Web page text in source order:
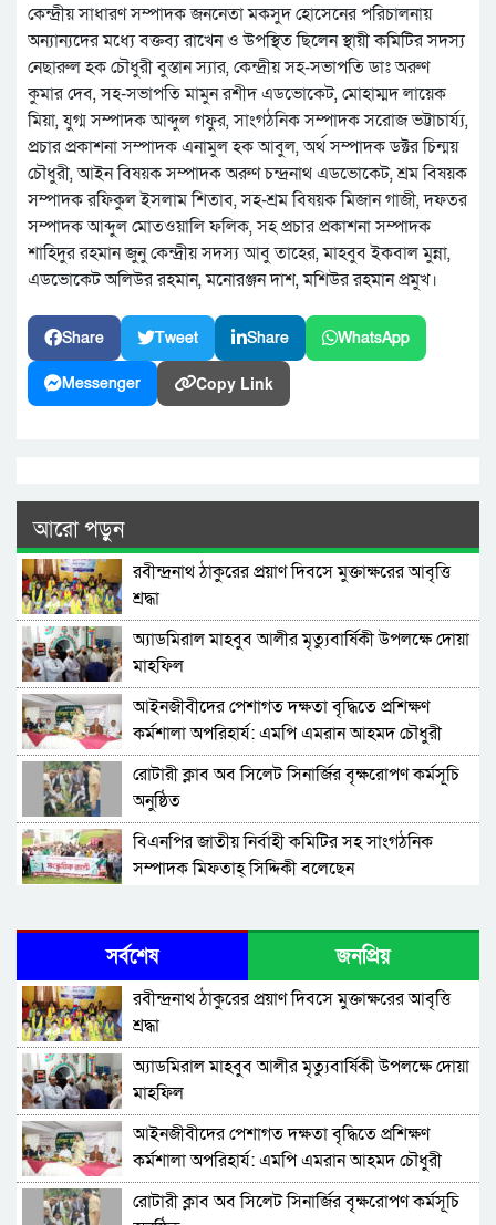
কেন্দ্রীয় সাধারণ সম্পাদক জননেতা মকসুদ হোসেনের পরিচালনায়
অন্যান্যদের মধ্যে বক্তব্য রাখেন ও উপস্থিত ছিলেন স্থায়ী কমিটির সদস্য
নেছারুল হক চৌধুরী বুস্তান স্যার, কেন্দ্রীয় সহ-সভাপতি ডাঃ অরুণ
কুমার দেব, সহ-সভাপতি মামুন রশীদ এডভোকেট, মোহাম্মদ লায়েক
মিয়া, যুগ্ম সম্পাদক আব্দুল গফুর, সাংগঠনিক সম্পাদক সরোজ ভট্টাচার্য্য,
প্রচার প্রকাশনা সম্পাদক এনামুল হক আবুল, অর্থ সম্পাদক ডক্টর চিন্ময়
চৌধুরী, আইন বিষয়ক সম্পাদক অরুণ চন্দ্রনাথ এডভোকেট, শ্রম বিষয়ক
সম্পাদক রফিকুল ইসলাম শিতাব, সহ-শ্রম বিষয়ক মিজান গাজী, দফতর
সম্পাদক আব্দুল মোতওয়ালি ফলিক, সহ প্রচার প্রকাশনা সম্পাদক
শাহিদুর রহমান জুনু কেন্দ্রীয় সদস্য আবু তাহের, মাহবুব ইকবাল মুন্না,
এডভোকেট অলিউর রহমান, মনোরঞ্জন দাশ, মশিউর রহমান প্রমুখ।
Share Tweet Share WhatsApp
Messenger Copy Link
আরো পড়ুন
রবীন্দ্রনাথ ঠাকুরের প্রয়াণ দিবসে মুক্তাক্ষরের আবৃত্তি
শ্রদ্ধা
অ্যাডমিরাল মাহবুব আলীর মৃত্যুবার্ষিকী উপলক্ষে দোয়া
মাহফিল
‎আইনজীবীদের পেশাগত দক্ষতা বৃদ্ধিতে প্রশিক্ষণ
কর্মশালা অপরিহার্য: এমপি এমরান আহমদ চৌধুরী
রোটারী ক্লাব অব সিলেট সিনার্জির বৃক্ষরোপণ কর্মসূচি
অনুষ্ঠিত
বিএনপির জাতীয় নির্বাহী কমিটির সহ সাংগঠনিক
সম্পাদক মিফতাহ্ সিদ্দিকী বলেছেন
সেক্রেটারী অধ্যক্ষ নজরুল ইসলাম বলেছেন
সিলেটে গ্যাস সংকট নিয়ে যা বলল জালালাবাদ
প্রতিষ্ঠার এক বছর: গবেষণা, অর্জন ও অঙ্গীকারে নতুন
দিগন্তে মেট্রোপলিটন ইউনিভার্সিটি রিসার্চ সোসাইটি
জেলা পরিষদের প্রশাসক আবুল কাহের চৌধুরী জুলাই
স্মৃতিস্তম্ভে শ্রদ্ধা নিবেদন
সিলেট মহানগর ছাত্রশিবিরের মিছিল সম্পন্ন
সর্বশেষ জনপ্রিয়
রবীন্দ্রনাথ ঠাকুরের প্রয়াণ দিবসে মুক্তাক্ষরের আবৃত্তি
শ্রদ্ধা
অ্যাডমিরাল মাহবুব আলীর মৃত্যুবার্ষিকী উপলক্ষে দোয়া
মাহফিল
‎আইনজীবীদের পেশাগত দক্ষতা বৃদ্ধিতে প্রশিক্ষণ
কর্মশালা অপরিহার্য: এমপি এমরান আহমদ চৌধুরী
রোটারী ক্লাব অব সিলেট সিনার্জির বৃক্ষরোপণ কর্মসূচি